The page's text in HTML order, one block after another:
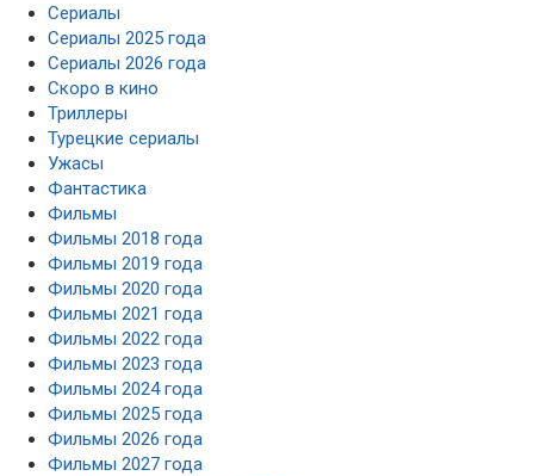
Сериалы
Сериалы 2025 года
Сериалы 2026 года
Скоро в кино
Триллеры
Турецкие сериалы
Ужасы
Фантастика
Фильмы
Фильмы 2018 года
Фильмы 2019 года
Фильмы 2020 года
Фильмы 2021 года
Фильмы 2022 года
Фильмы 2023 года
Фильмы 2024 года
Фильмы 2025 года
Фильмы 2026 года
Фильмы 2027 года